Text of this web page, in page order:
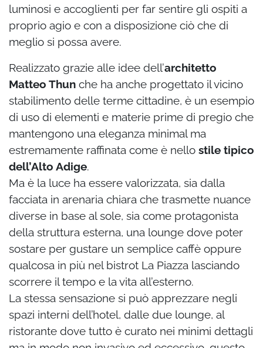
luminosi e accoglienti per far sentire gli ospiti a
proprio agio e con a disposizione ciò che di
meglio si possa avere.
Realizzato grazie alle idee dell’architetto
Matteo Thun che ha anche progettato il vicino
stabilimento delle terme cittadine, è un esempio
di uso di elementi e materie prime di pregio che
mantengono una eleganza minimal ma
estremamente raffinata come è nello stile tipico
dell’Alto Adige.
Ma è la luce ha essere valorizzata, sia dalla
facciata in arenaria chiara che trasmette nuance
diverse in base al sole, sia come protagonista
della struttura esterna, una lounge dove poter
sostare per gustare un semplice caffè oppure
qualcosa in più nel bistrot La Piazza lasciando
scorrere il tempo e la vita all’esterno.
La stessa sensazione si può apprezzare negli
spazi interni dell’hotel, dalle due lounge, al
ristorante dove tutto è curato nei minimi dettagli